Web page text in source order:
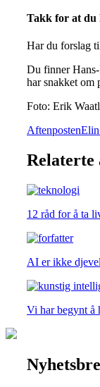
Takk for at du
Har du forslag
Du finner
har snakket om
Foto: Erik
AftenpostenElin
12 råd for å ta
AI er ikke
Vi har begynt å